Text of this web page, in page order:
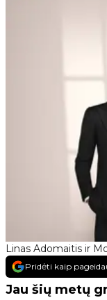
Linas Adomaitis ir
Pridėti kaip
Jau šių metų